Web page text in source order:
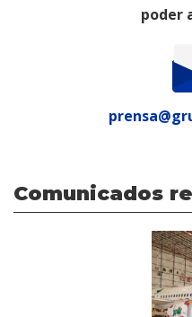
poder
Comunicados